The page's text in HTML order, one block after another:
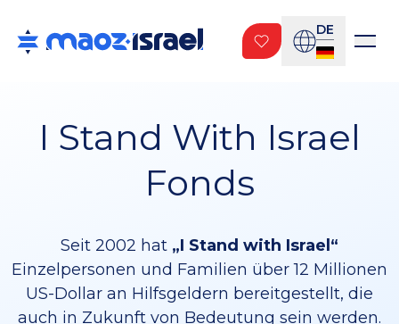
DE
I Stand With Israel
Fonds
Seit 2002 hat „I Stand with Israel“
Einzelpersonen und Familien über 12 Millionen
US-Dollar an Hilfsgeldern bereitgestellt, die
auch in Zukunft von Bedeutung sein werden.